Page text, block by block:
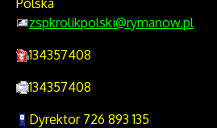
zspkrolikpolski@rymanow.pl
134357408
134357408
Dyrektor 726 893 135